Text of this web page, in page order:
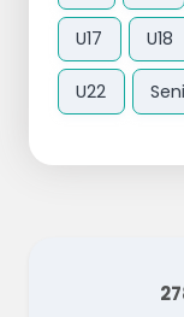
U17 U18
U22